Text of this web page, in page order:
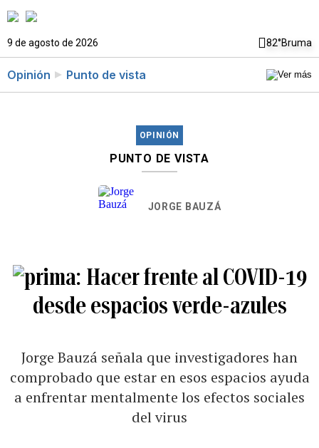
9 de agosto de 2026 82°Bruma
Opinión Punto de vista
OPINIÓN
PUNTO DE VISTA
JORGE BAUZÁ
Hacer frente al COVID-19
desde espacios verde-azules
Jorge Bauzá señala que investigadores han
comprobado que estar en esos espacios ayuda
a enfrentar mentalmente los efectos sociales
del virus